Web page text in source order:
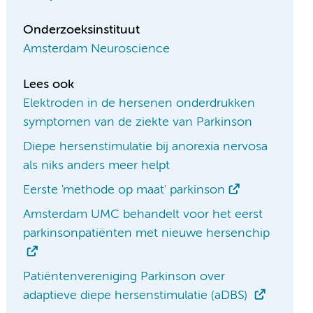
Onderzoeksinstituut
Amsterdam Neuroscience
Lees ook
Elektroden in de hersenen onderdrukken
symptomen van de ziekte van Parkinson
Diepe hersenstimulatie bij anorexia nervosa
als niks anders meer helpt
Eerste 'methode op maat' parkinson
Amsterdam UMC behandelt voor het eerst
parkinsonpatiënten met nieuwe hersenchip
Patiëntenvereniging Parkinson over
adaptieve diepe hersenstimulatie (aDBS)